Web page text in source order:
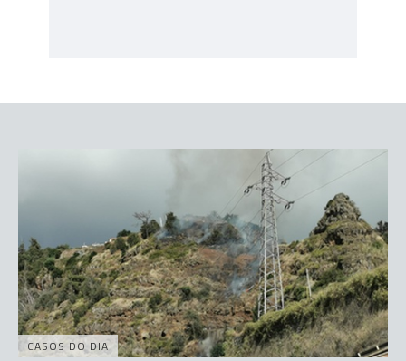
CASOS DO DIA